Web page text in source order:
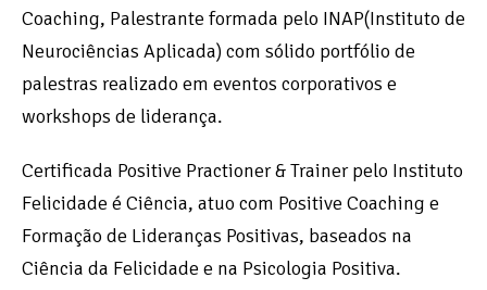
Coaching, Palestrante formada pelo INAP(Instituto de
Neurociências Aplicada) com sólido portfólio de
palestras realizado em eventos corporativos e
workshops de liderança.
Certificada Positive Practioner & Trainer pelo Instituto
Felicidade é Ciência, atuo com Positive Coaching e
Formação de Lideranças Positivas, baseados na
Ciência da Felicidade e na Psicologia Positiva.